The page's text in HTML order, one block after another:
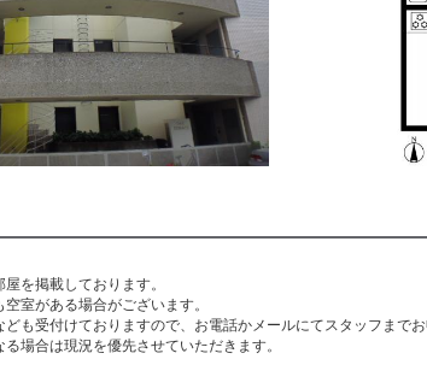
を掲載しております。
室がある場合がございます。
も受付けておりますので、お電話かメールにてスタッフまでお
場合は現況を優先させていただきます。